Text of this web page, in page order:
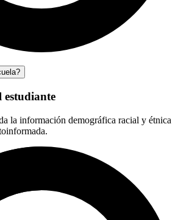
estudiante
la información demográfica racial y étnica